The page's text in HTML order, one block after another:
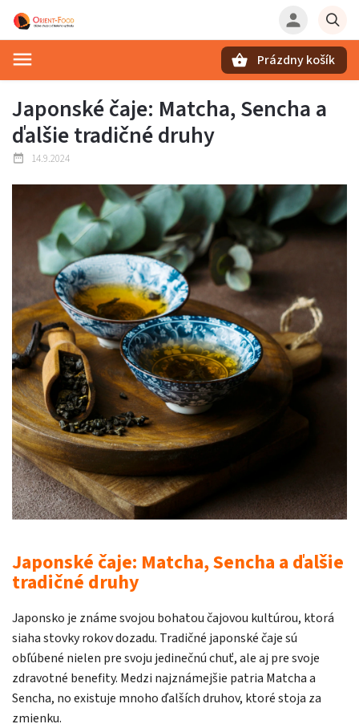
Prázdny košík
Japonské čaje: Matcha, Sencha a
ďalšie tradičné druhy
14.9.2024
Japonské čaje: Matcha, Sencha a ďalšie
tradičné druhy
Japonsko je známe svojou bohatou čajovou kultúrou, ktorá
siaha stovky rokov dozadu. Tradičné japonské čaje sú
obľúbené nielen pre svoju jedinečnú chuť, ale aj pre svoje
zdravotné benefity. Medzi najznámejšie patria Matcha a
Sencha, no existuje mnoho ďalších druhov, ktoré stoja za
zmienku.